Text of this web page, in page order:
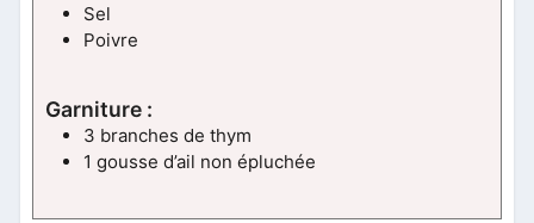
Sel
Poivre
Garniture :
3 branches de thym
1 gousse d’ail non épluchée